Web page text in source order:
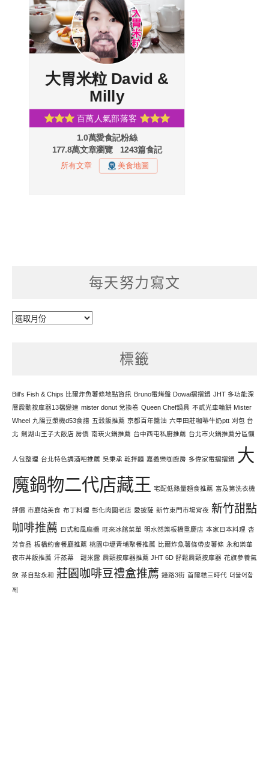
每天努力寫文
每
標籤
Bill's Fish & Chips 比爾炸魚薯條地點資訊 Bruno電烤盤 Dowai摺摺鍋 JHT 多功能深
層震動按摩器13檔變速 mister donut 兌換卷 Queen Chef鍋具 不貳光車輪餅 Mister
Wheel 九陽豆漿機d53食譜 五穀飯推薦 京都百年醬油 六甲田莊咖啡牛奶ptt 刈包 台
北 劍湖山王子大飯店 房價 南崁火鍋推薦 台中西屯私廚推薦 台北市火鍋推薦分區懶
人包整理 台北特色調酒吧推薦 吳秉承 乾拌麵 嘉義樂咖廚房 多偉家電摺摺鍋 大
魔鍋物二代店藏王 宅配低熱量麵食推薦 富及第洗衣機
評價 市廳站美食 布丁料理 彰化肉圓老店 愛披薩 新竹東門市場宵夜 新竹甜點
咖啡推薦 日式和風麻醬 旺來冰館菜單 明水然樂板橋重慶店 本家日本料理 杏
芳食品 板橋約會餐廳推薦 桃園中壢青埔聚餐推薦 比爾炸魚薯條帶皮薯條 永和樂華
夜市丼飯推薦 汗蒸幕 甜米露 肩頸按摩器推薦 JHT 6D 舒鬆肩頸按摩器 花旗參養氣
飲 茶自點永和 莊園咖啡豆禮盒推薦 鐘路3街 首爾糕三時代 더불어함
께